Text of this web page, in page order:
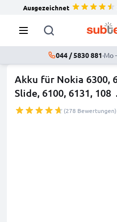
Ausgezeichnet
044 / 5830 881·Mo
Akku für Nokia 6300,
Slide, 6100, 6131, 108
(278 Bewertungen)